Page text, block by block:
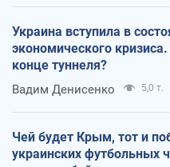
Украина вступила в
экономического кризиса.
конце туннеля?
Вадим Денисенко 5,0 т.
Чей будет Крым, тот и
украинских футбольных